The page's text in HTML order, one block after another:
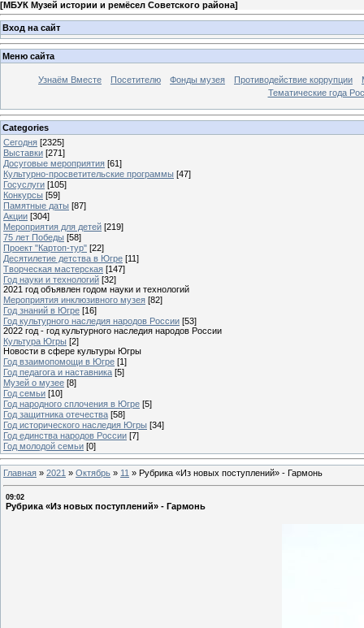
[МБУК Музей истории и ремёсел Советского района]
Вход на сайт
Меню сайта
Узнаём Вместе Посетителю Фонды музея Противодействие коррупции
Тематические года
Categories
Сегодня [2325]
Выставки [271]
Досуговые мероприятия [61]
Культурно-просветительские программы [47]
Госуслуги [105]
Конкурсы [59]
Памятные даты [87]
Акции [304]
Мероприятия для детей [219]
75 лет Победы [58]
Проект "Картоп-тур" [22]
Десятилетие детства в Югре [11]
Творческая мастерская [147]
Год науки и технологий [32]
2021 год объявлен годом науки и технологий
Мероприятия инклюзивного музея [82]
Год знаний в Югре [16]
Год культурного наследия народов России [53]
2022 год - год культурного наследия народов России
Культура Югры [2]
Новости в сфере культуры Югры
Год взаимопомощи в Югре [1]
Год педагога и наставника [5]
Музей о музее [8]
Год семьи [10]
Год народного сплочения в Югре [5]
Год защитника отечества [58]
Год исторического наследия Югры [34]
Год единства народов России [7]
Год молодой семьи [0]
Главная » 2021 » Октябрь » 11 » Рубрика «Из новых поступлений» - Гармонь
09:02
Рубрика «Из новых поступлений» - Гармонь